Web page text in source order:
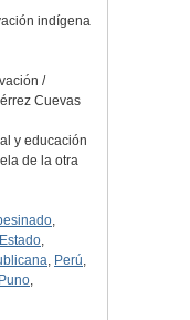
indígena
/
Cuevas
y educación
de la otra
,
Estado,
, Perú,
Puno,